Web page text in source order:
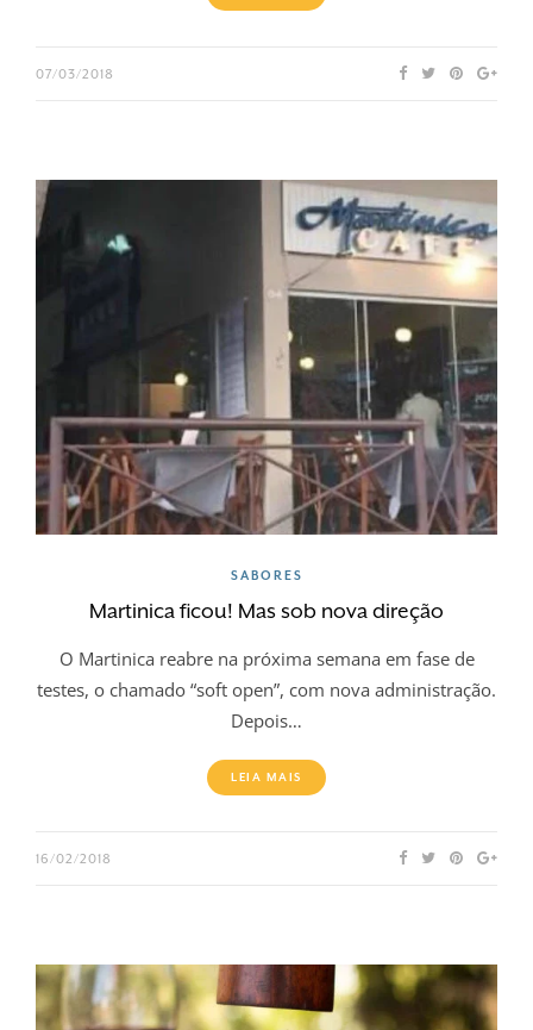
07/03/2018
SABORES
Martinica ficou! Mas sob nova direção
O Martinica reabre na próxima semana em fase de
testes, o chamado “soft open”, com nova administração.
Depois…
LEIA MAIS
16/02/2018